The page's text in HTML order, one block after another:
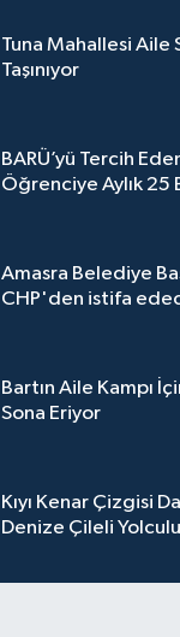
Tuna Mahallesi Aile
Taşınıyor
BARÜ’yü Tercih
Öğrenciye Aylık 25
Amasra Belediye
CHP'den istifa
Bartın Aile Kampı
Sona Eriyor
Kıyı Kenar Çizgisi
Denize Çileli